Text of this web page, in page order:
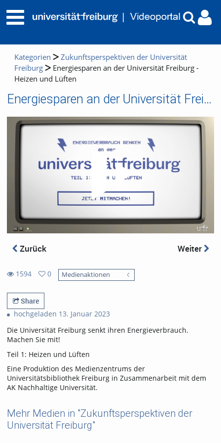
Kategorien
Zukunftsperspektiven der Universität
Freiburg
Energiesparen an der Universität Freiburg -
Heizen und Lüften
Energiesparen an der Universität Freiburg - Heizen und Lüften
Zurück Weiter
1594
views
0
favorites
Medienaktionen
Share
hochgeladen 13. Januar 2023
Die Universität Freiburg senkt ihren Energieverbrauch.
Machen Sie mit!
Teil 1: Heizen und Lüften
Eine Produktion des Medienzentrums der
Universitätsbibliothek Freiburg in Zusammenarbeit mit dem
AK Nachhaltige Universität.
Mehr Medien in "Zukunftsperspektiven der
Universität Freiburg"